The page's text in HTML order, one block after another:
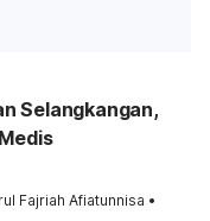
Selangkangan,
Fajriah Afiatunnisa •